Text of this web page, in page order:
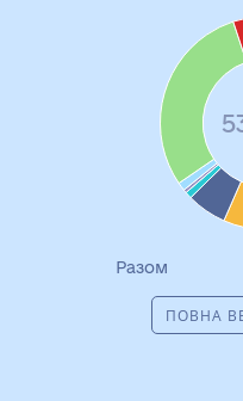
Разом
ПОВНА